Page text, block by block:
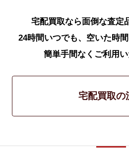
宅配買取なら面倒な査定
24時間いつでも、空いた時間
簡単手間なくご利用い
宅配買取の